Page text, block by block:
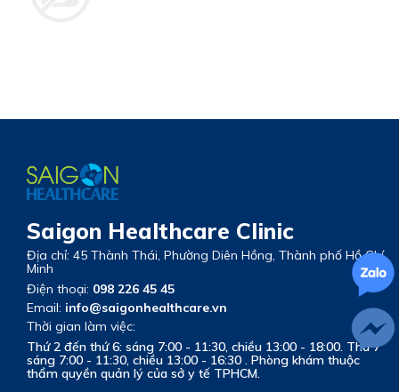
Saigon Healthcare Clinic
Địa chỉ: 45 Thành Thái, Phường Diên Hồng, Thành phố Hồ Chí
Minh
Điện thoại: 098 226 45 45
Email: info@saigonhealthcare.vn
Thời gian làm việc:
Thứ 2 đến thứ 6: sáng 7:00 - 11:30, chiều 13:00 - 18:00. Thứ 7
sáng 7:00 - 11:30, chiều 13:00 - 16:30 . Phòng khám thuộc
thẩm quyền quản lý của sở y tế TPHCM.